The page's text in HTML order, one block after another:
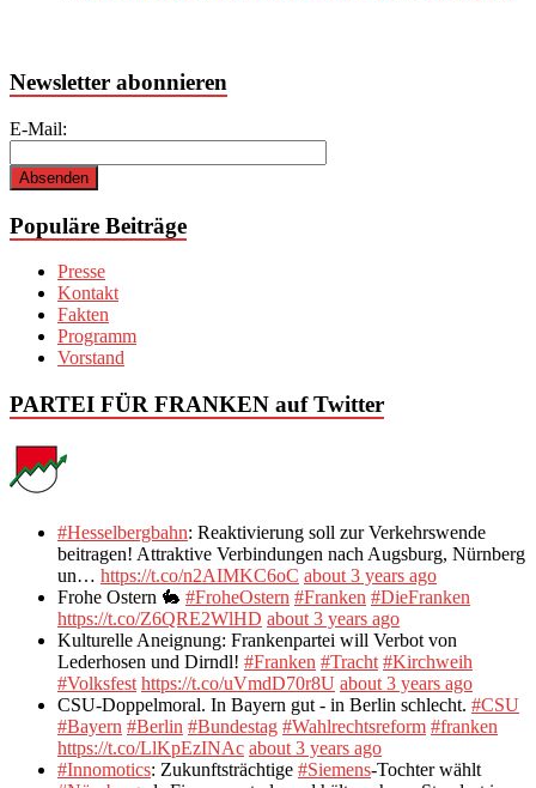
Newsletter abonnieren
E-Mail:
Populäre Beiträge
Presse
Kontakt
Fakten
Programm
Vorstand
PARTEI FÜR FRANKEN auf Twitter
#Hesselbergbahn: Reaktivierung soll zur Verkehrswende
beitragen! Attraktive Verbindungen nach Augsburg, Nürnberg
un… https://t.co/n2AIMKC6oC about 3 years ago
Frohe Ostern 🐇 #FroheOstern #Franken #DieFranken
https://t.co/Z6QRE2WlHD about 3 years ago
Kulturelle Aneignung: Frankenpartei will Verbot von
Lederhosen und Dirndl! #Franken #Tracht #Kirchweih
#Volksfest https://t.co/uVmdD70r8U about 3 years ago
CSU-Doppelmoral. In Bayern gut - in Berlin schlecht. #CSU
#Bayern #Berlin #Bundestag #Wahlrechtsreform #franken
https://t.co/LlKpEzINAc about 3 years ago
#Innomotics: Zukunftsträchtige #Siemens-Tochter wählt